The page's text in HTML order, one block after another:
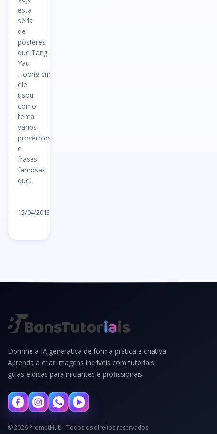
esta
séria
de
pôsteres
que Tang
Yau
Hoong criou,
ele
usou
como
tema
vários
provérbios
e
frases
famosas
que…
15/04/2013
Domine a IA generativa de forma prática e criativa.
Aprenda a criar imagens incríveis com tutoriais,
guias e dicas para iniciantes e profissionais.
© 2026 PromptHub - Todos os direitos reservados